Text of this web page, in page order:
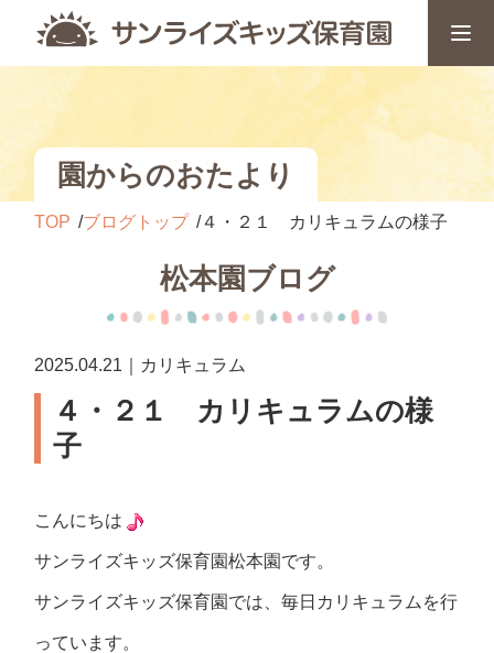
園からのおたより
TOP ブログトップ ４・２１ カリキュラムの様子
松本園ブログ
2025.04.21｜カリキュラム
４・２１ カリキュラムの様
子
こんにちは
サンライズキッズ保育園松本園です。
サンライズキッズ保育園では、毎日カリキュラムを行
っています。